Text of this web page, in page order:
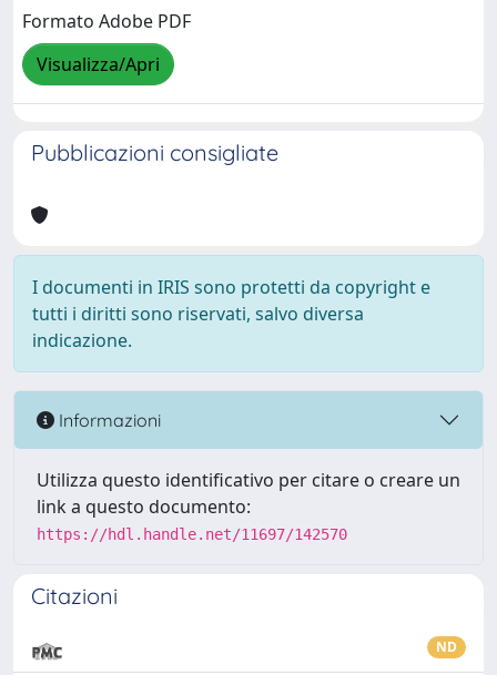
Formato Adobe PDF
Visualizza/Apri
Pubblicazioni consigliate
I documenti in IRIS sono protetti da copyright e
tutti i diritti sono riservati, salvo diversa
indicazione.
Informazioni
Utilizza questo identificativo per citare o creare un
link a questo documento:
https://hdl.handle.net/11697/142570
Citazioni
ND